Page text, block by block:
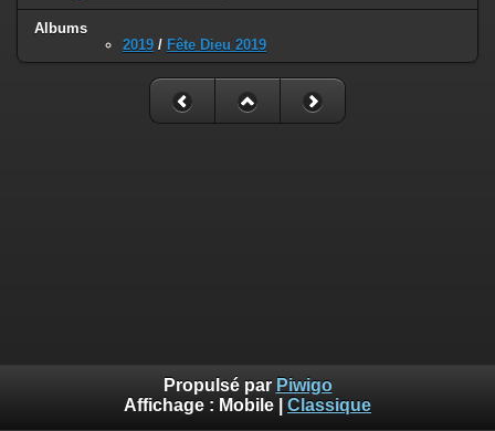
Albums
2019 / Fête Dieu 2019
Propulsé par Piwigo
Affichage : Mobile Classique